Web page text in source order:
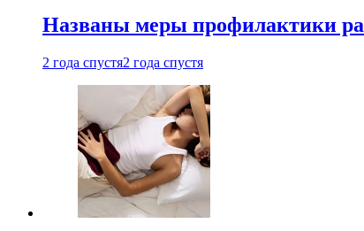
Названы меры профилактики
2 года спустя2 года спустя